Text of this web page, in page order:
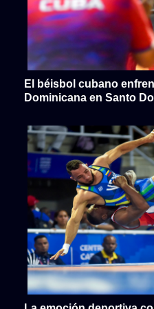
El béisbol cubano
Dominicana en Santo